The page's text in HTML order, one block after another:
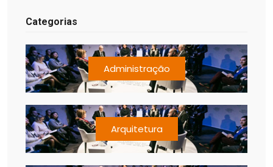
Categorias
Administração
Arquitetura